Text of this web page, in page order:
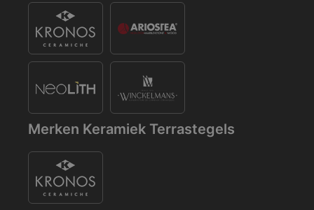
Merken Keramiek Terrastegels